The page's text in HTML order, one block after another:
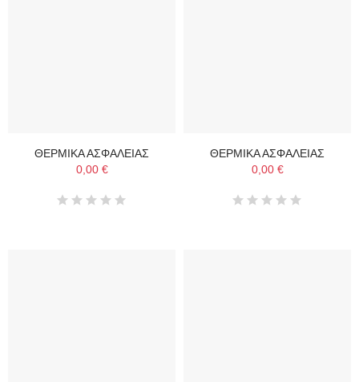
ΘΕΡΜΙΚΑ ΑΣΦΑΛΕΙΑΣ
0,00 €
ΘΕΡΜΙΚΑ ΑΣΦΑΛΕΙΑΣ
0,00 €